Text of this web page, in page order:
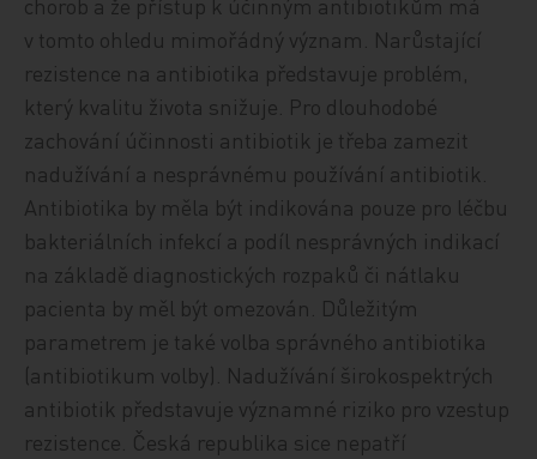
v tomto ohledu mimořádný význam. Narůstající
rezistence na antibiotika představuje problém,
který kvalitu života snižuje. Pro dlouhodobé
zachování účinnosti antibiotik je třeba zamezit
nadužívání a nesprávnému používání antibiotik.
Antibiotika by měla být indikována pouze pro léčbu
bakteriálních infekcí a podíl nesprávných indikací
na základě diagnostických rozpaků či nátlaku
pacienta by měl být omezován. Důležitým
parametrem je také volba správného antibiotika
(antibiotikum volby). Nadužívání širokospektrých
antibiotik představuje významné riziko pro vzestup
rezistence. Česká republika sice nepatří